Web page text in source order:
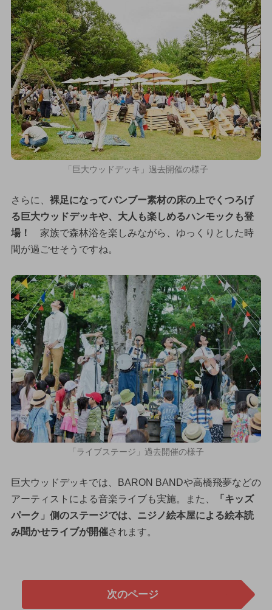
「巨大ウッドデッキ」過去開催の様子
さらに、 裸足になってバンブー素材の床の上でくつろげ
る巨大ウッドデッキや、大人も楽しめるハンモックも登
場！
家族で森林浴を楽しみながら、ゆっくりとした時
間が過ごせそうですね。
「ライブステージ」過去開催の様子
巨大ウッドデッキでは、BARON BANDや高橋飛夢などの
アーティストによる音楽ライブも実施。また、
「キッズ
パーク」側のステージでは、ニジノ絵本屋による絵本読
み聞かせライブが開催されます。
次のページ